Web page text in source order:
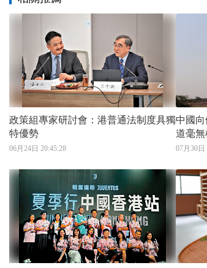
政策組專家研討會：港普通法制度具獨
特優勢
06月24日 20:45:28
中國
道毫無
07月30日